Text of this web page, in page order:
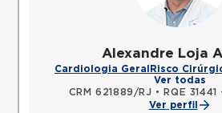
Alexandre Loja
Cardiologia Geral Risco
Ver todas
CRM 621889/RJ •
RQE
Ver perfil